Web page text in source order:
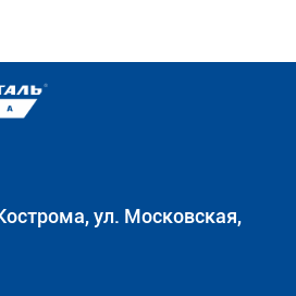
ул. Московская,